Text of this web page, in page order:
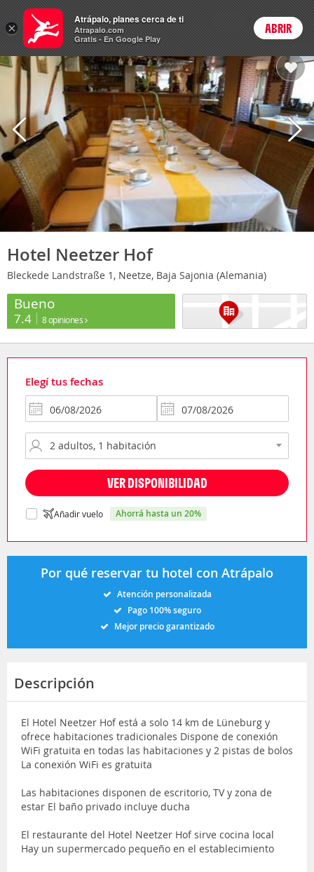
Hoteles Precios en
ARSCambiar moneda
Login
Hotel Neetzer Hof
Bleckede Landstraße 1, Neetze, Baja Sajonia (Alemania)
Bueno
7.4 8 opiniones
Elegí tus fechas
VER DISPONIBILIDAD
Añadir vuelo ahorrá hasta un 20%
Por qué reservar tu hotel con Atrápalo
Atención personalizada
Pago 100% seguro
Mejor precio garantizado
Descripción
El Hotel Neetzer Hof está a solo 14 km de Lüneburg y
ofrece habitaciones tradicionales Dispone de conexión
WiFi gratuita en todas las habitaciones y 2 pistas de bolos
La conexión WiFi es gratuita
Las habitaciones disponen de escritorio, TV y zona de
estar El baño privado incluye ducha
El restaurante del Hotel Neetzer Hof sirve cocina local
Hay un supermercado pequeño en el establecimiento
×
Atrápalo, planes cerca de ti
Atrapalo.com
Gratis - En Google Play
ABRIR